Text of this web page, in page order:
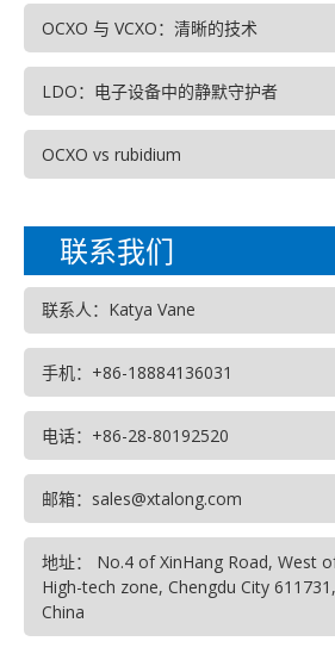
OCXO 与 VCXO：清晰的技术
LDO：电子设备中的静默守护者
OCXO vs rubidium
联系我们
联系人：Katya Vane
手机：+86-18884136031
电话：+86-28-80192520
邮箱：sales@xtalong.com
地址： No.4 of XinHang Road, West
High-tech zone, Chengdu City 611731,
China